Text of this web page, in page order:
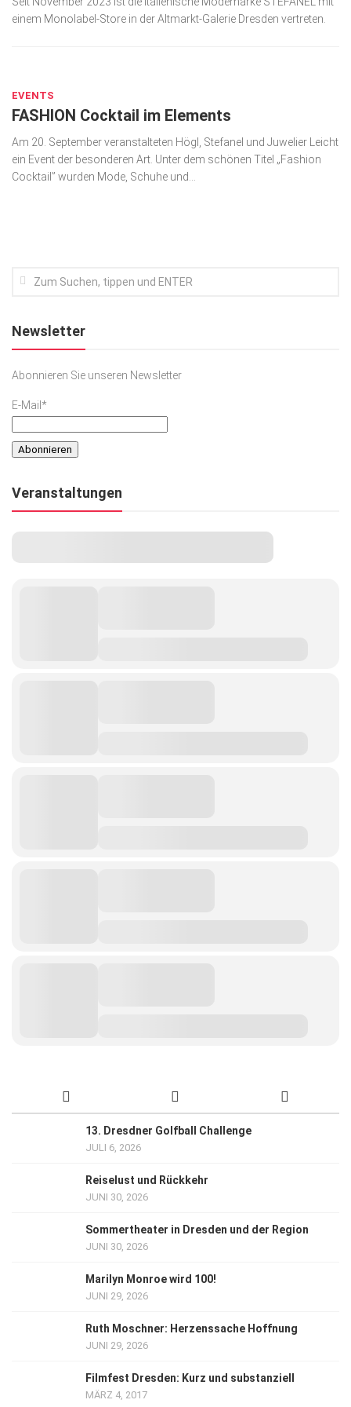
Kunst & Kultur
Podcast
Top Branchen
SACHSEN IN PARIS
einem Monolabel-Store in der Altmarkt-Galerie Dresden vertreten.
EVENTS
FASHION Cocktail im Elements
Am 20. September veranstalteten Högl, Stefanel und Juwelier Leicht
ein Event der besonderen Art. Unter dem schönen Titel „Fashion
Cocktail” wurden Mode, Schuhe und...
Newsletter
Abonnieren Sie unseren Newsletter
E-Mail*
Veranstaltungen
13. Dresdner Golfball Challenge
JULI 6, 2026
Reiselust und Rückkehr
JUNI 30, 2026
Sommertheater in Dresden und der Region
JUNI 30, 2026
Marilyn Monroe wird 100!
JUNI 29, 2026
Ruth Moschner: Herzenssache Hoffnung
JUNI 29, 2026
Filmfest Dresden: Kurz und substanziell
MÄRZ 4, 2017